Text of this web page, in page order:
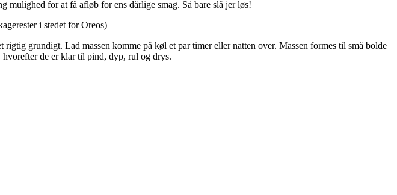
mulighed for at få afløb for ens dårlige smag. Så bare slå jer løs!
i stedet for Oreos)
grundigt. Lad massen komme på køl et par timer eller natten over. Massen formes til små bolde
de er klar til pind, dyp, rul og drys.